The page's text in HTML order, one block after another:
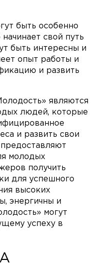
быть особенно
свой путь
быть интересны и
опыт работы и
и развить
являются
людей, которые
и развить свои
молодых
получить
для успешного
высоких
энергичны и
могут
успеху в